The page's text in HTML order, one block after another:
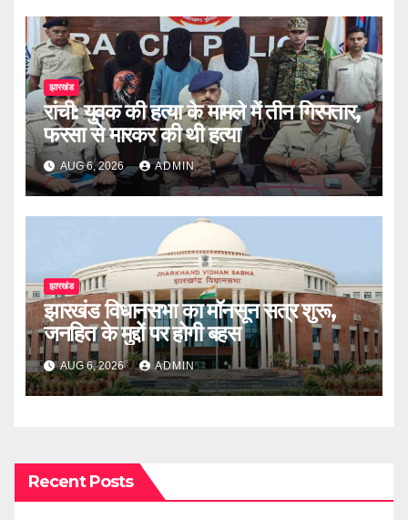
झारखंड
रांची: युवक की हत्या के मामले में तीन गिरफ्तार,
फरसा से मारकर की थी हत्या
AUG 6, 2026 ADMIN
झारखंड
झारखंड विधानसभा का मॉनसून सत्र शुरू,
जनहित के मुद्दों पर होगी बहस
AUG 6, 2026 ADMIN
Recent Posts